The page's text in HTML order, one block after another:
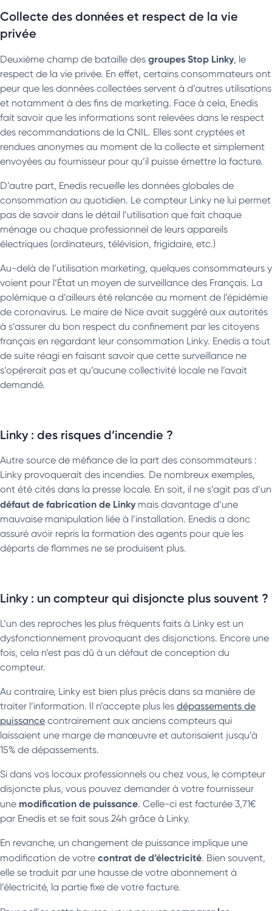
Collecte des données et respect de la vie
privée
Deuxième champ de bataille des groupes Stop Linky, le
respect de la vie privée. En effet, certains consommateurs ont
peur que les données collectées servent à d’autres utilisations
et notamment à des fins de marketing. Face à cela, Enedis
fait savoir que les informations sont relevées dans le respect
des recommandations de la CNIL. Elles sont cryptées et
rendues anonymes au moment de la collecte et simplement
envoyées au fournisseur pour qu’il puisse émettre la facture.
D’autre part, Enedis recueille les données globales de
consommation au quotidien. Le compteur Linky ne lui permet
pas de savoir dans le détail l’utilisation que fait chaque
ménage ou chaque professionnel de leurs appareils
électriques (ordinateurs, télévision, frigidaire, etc.)
Au-delà de l’utilisation marketing, quelques consommateurs y
voient pour l’État un moyen de surveillance des Français. La
polémique a d’ailleurs été relancée au moment de l’épidémie
de coronavirus. Le maire de Nice avait suggéré aux autorités
à s’assurer du bon respect du confinement par les citoyens
français en regardant leur consommation Linky. Enedis a tout
de suite réagi en faisant savoir que cette surveillance ne
s’opérerait pas et qu’aucune collectivité locale ne l’avait
demandé.
Linky : des risques d’incendie ?
Autre source de méfiance de la part des consommateurs :
Linky provoquerait des incendies. De nombreux exemples,
ont été cités dans la presse locale. En soit, il ne s’agit pas d’un
défaut de fabrication de Linkymais davantage d’une
mauvaise manipulation liée à l’installation. Enedis a donc
assuré avoir repris la formation des agents pour que les
départs de flammes ne se produisent plus.
Linky : un compteur qui disjoncte plus souvent ?
L’un des reproches les plus fréquents faits à Linky est un
dysfonctionnement provoquant des disjonctions. Encore une
fois, cela n’est pas dû à un défaut de conception du
compteur.
Au contraire, Linky est bien plus précis dans sa manière de
traiter l’information. Il n’accepte plus les dépassements de
puissance contrairement aux anciens compteurs qui
laissaient une marge de manœuvre et autorisaient jusqu’à
15% de dépassements.
Si dans vos locaux professionnels ou chez vous, le compteur
disjoncte plus, vous pouvez demander à votre fournisseur
une modification de puissance. Celle-ci est facturée 3,71€
par Enedis et se fait sous 24h grâce à Linky.
En revanche, un changement de puissance implique une
modification de votre contrat de d’électricité. Bien souvent,
elle se traduit par une hausse de votre abonnement à
l’électricité, la partie fixe de votre facture.